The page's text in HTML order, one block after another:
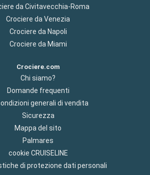
da Civitavecchia-Roma
Crociere da Venezia
Crociere da Napoli
Crociere da Miami
Crociere.com
Chi siamo?
Domande frequenti
generali di vendita
Sicurezza
Mappa del sito
Palmares
cookie CRUISELINE
di protezione dati personali